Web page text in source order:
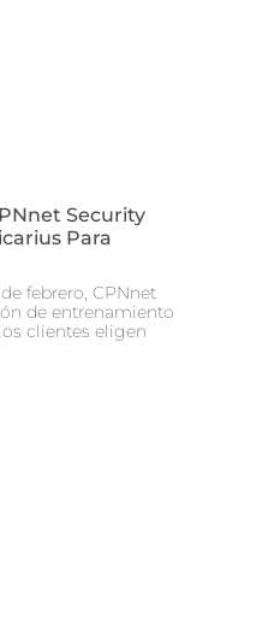
Security
Para
febrero, CPNnet
de entrenamiento
clientes eligen